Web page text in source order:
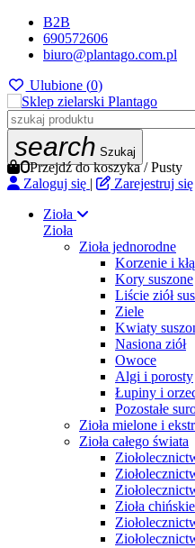
B2B
690572606
biuro@plantago.com.pl
Ulubione (0)
search Szukaj
0Przejdź do koszyka /Pusty
Zaloguj się |
Zarejestruj się
Zioła
Zioła
Zioła jednorodne
Korzenie i
Kory suszone
Liście ziół
Ziele
Kwiaty
Nasiona ziół
Owoce
Algi i porosty
Łupiny i
Pozostałe
Zioła mielone i
Zioła całego świata
Zioła chińskie